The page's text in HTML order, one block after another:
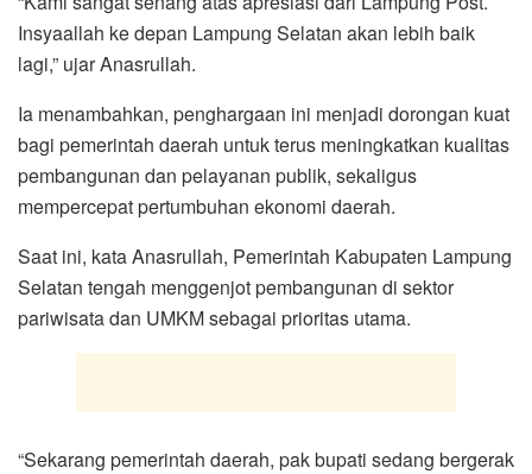
Insyaallah ke depan Lampung Selatan akan lebih baik
lagi,” ujar Anasrullah.
Ia menambahkan, penghargaan ini menjadi dorongan kuat
bagi pemerintah daerah untuk terus meningkatkan kualitas
pembangunan dan pelayanan publik, sekaligus
mempercepat pertumbuhan ekonomi daerah.
Saat ini, kata Anasrullah, Pemerintah Kabupaten Lampung
Selatan tengah menggenjot pembangunan di sektor
pariwisata dan UMKM sebagai prioritas utama.
“Sekarang pemerintah daerah, pak bupati sedang bergerak